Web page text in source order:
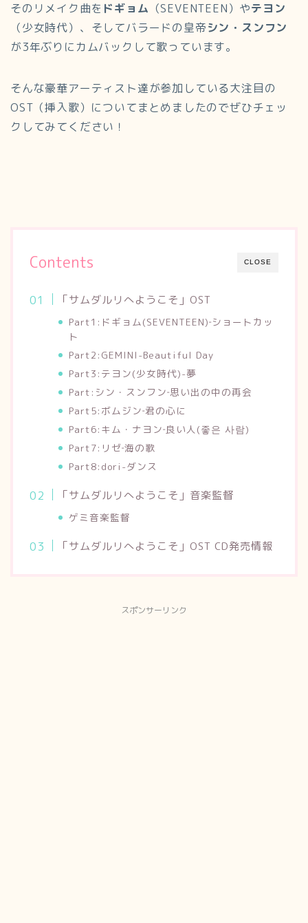
そのリメイク曲を ドギョム （SEVENTEEN）やテヨン
（少女時代）、そしてバラードの皇帝シン・スンフン
が3年ぶりにカムバックして歌っています。
そんな豪華アーティスト達が参加している大注目の
OST（挿入歌）についてまとめましたのでぜひチェッ
クしてみてください！
CLOSE
Contents
「サムダルリへようこそ」OST
Part1:ドギョム(SEVENTEEN)‐ショートカッ
ト
Part2:GEMINI-Beautiful Day
Part3:テヨン(少女時代)-夢
Part:シン・スンフン‐思い出の中の再会
Part5:ボムジン‐君の心に
Part6:キム・ナヨン‐良い人(좋은 사람)
Part7:リゼ‐海の歌
Part8:dori-ダンス
「サムダルリへようこそ」音楽監督
ゲミ音楽監督
「サムダルリへようこそ」OST CD発売情報
スポンサーリンク